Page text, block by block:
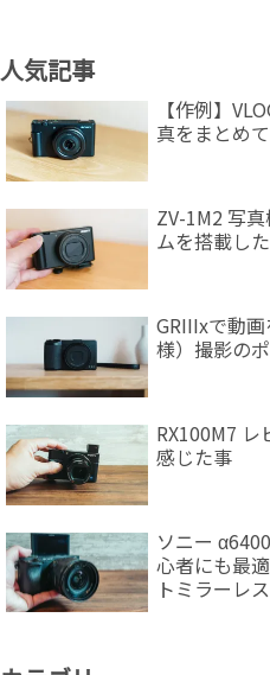
人気記事
【作例】
真をまとめ
ZV-1M2 写
ムを搭載し
GRIIIxで動
様）撮影の
RX100M7
感じた事
ソニー α6400 レビュ
心者にも最
トミラーレス